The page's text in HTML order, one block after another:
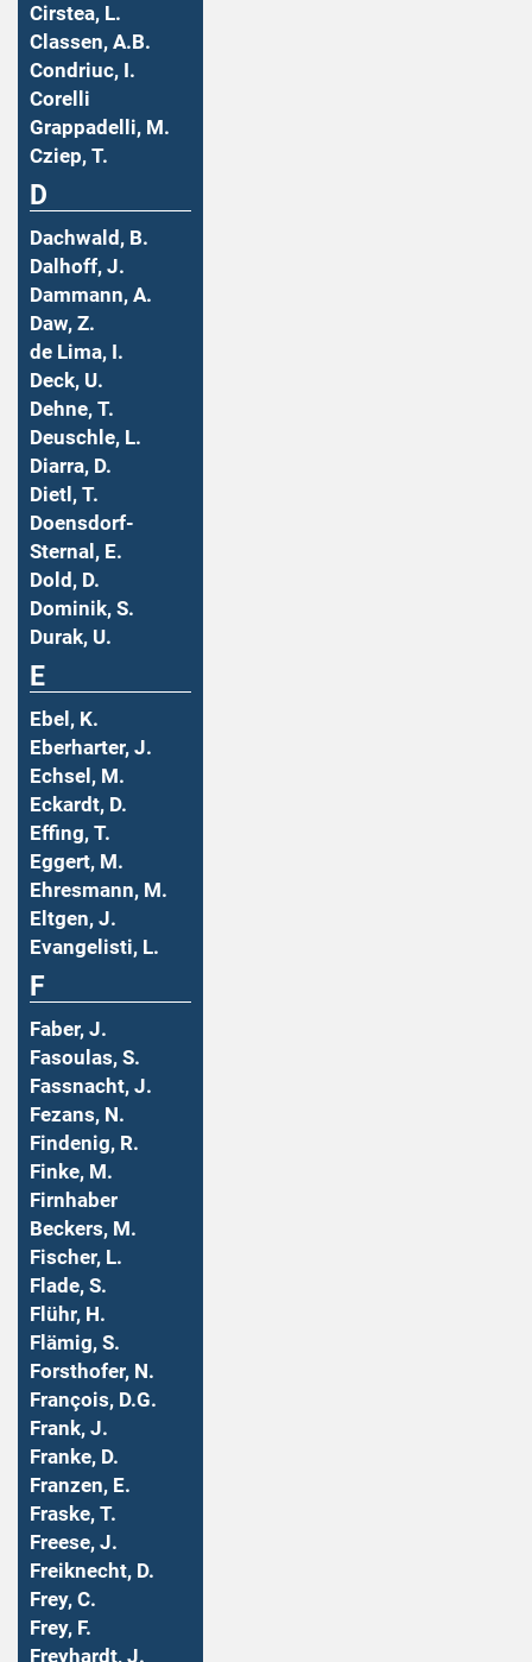
Cirstea, L.
Classen, A.B.
Condriuc, I.
Corelli
Grappadelli, M.
Cziep, T.
D
Dachwald, B.
Dalhoff, J.
Dammann, A.
Daw, Z.
de Lima, I.
Deck, U.
Dehne, T.
Deuschle, L.
Diarra, D.
Dietl, T.
Doensdorf-
Sternal, E.
Dold, D.
Dominik, S.
Durak, U.
E
Ebel, K.
Eberharter, J.
Echsel, M.
Eckardt, D.
Effing, T.
Eggert, M.
Ehresmann, M.
Eltgen, J.
Evangelisti, L.
F
Faber, J.
Fasoulas, S.
Fassnacht, J.
Fezans, N.
Findenig, R.
Finke, M.
Firnhaber
Beckers, M.
Fischer, L.
Flade, S.
Flühr, H.
Flämig, S.
Forsthofer, N.
François, D.G.
Frank, J.
Franke, D.
Franzen, E.
Fraske, T.
Freese, J.
Freiknecht, D.
Frey, C.
Frey, F.
Freyhardt, J.